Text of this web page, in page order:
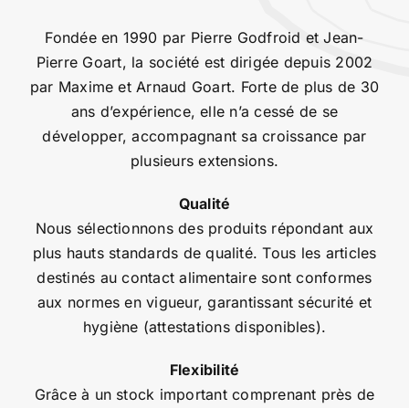
Fondée en 1990 par Pierre Godfroid et Jean-
Pierre Goart, la société est dirigée depuis 2002
par Maxime et Arnaud Goart. Forte de plus de 30
ans d’expérience, elle n’a cessé de se
développer, accompagnant sa croissance par
plusieurs extensions.
Qualité
Nous sélectionnons des produits répondant aux
plus hauts standards de qualité. Tous les articles
destinés au contact alimentaire sont conformes
aux normes en vigueur, garantissant sécurité et
hygiène (attestations disponibles).
Flexibilité
Grâce à un stock important comprenant près de